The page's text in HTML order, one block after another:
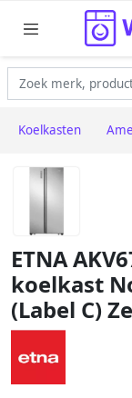
Koelkasten
ETNA
koelkast
(Label C)